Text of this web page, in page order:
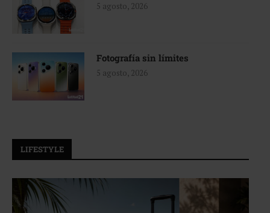
5 agosto, 2026
Fotografía sin límites
5 agosto, 2026
LIFESTYLE